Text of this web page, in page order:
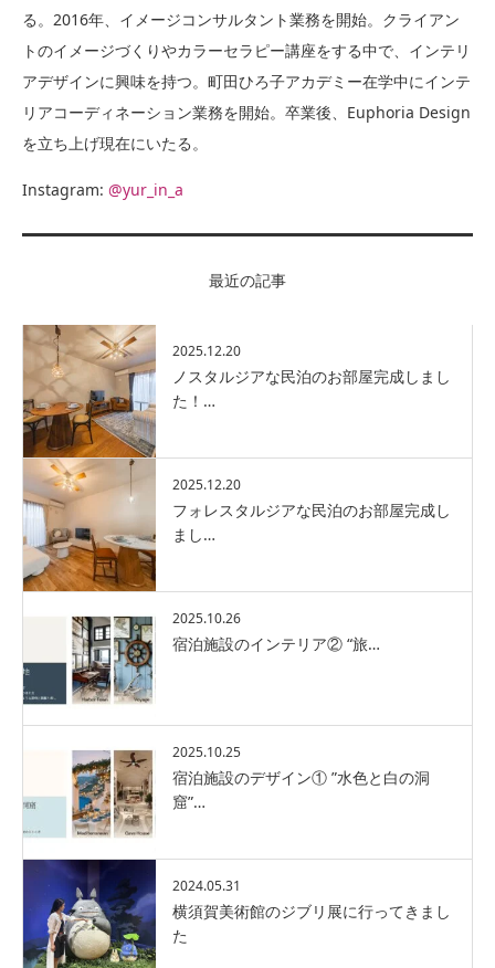
る。2016年、イメージコンサルタント業務を開始。クライアン
トのイメージづくりやカラーセラピー講座をする中で、インテリ
アデザインに興味を持つ。町田ひろ子アカデミー在学中にインテ
リアコーディネーション業務を開始。卒業後、Euphoria Design
を立ち上げ現在にいたる。
Instagram: @yur_in_a
最近の記事
2025.12.20
ノスタルジアな民泊のお部屋完成しまし
た！…
2025.12.20
フォレスタルジアな民泊のお部屋完成し
まし…
2025.10.26
宿泊施設のインテリア② “旅…
2025.10.25
宿泊施設のデザイン① ”水色と白の洞
窟”…
2024.05.31
横須賀美術館のジブリ展に行ってきまし
た